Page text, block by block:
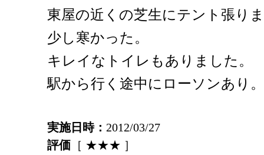
東屋の近くの芝生にテント張り
少し寒かった。
キレイなトイレもありました。
駅から行く途中にローソンあり。
実施日時： 2012/03/27
評価 ［ ★★★ ］